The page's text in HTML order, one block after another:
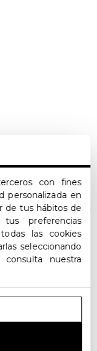
Eliros –
con fines
personalizada en
de tus hábitos de
tus preferencias
las cookies
seleccionando
consulta nuestra